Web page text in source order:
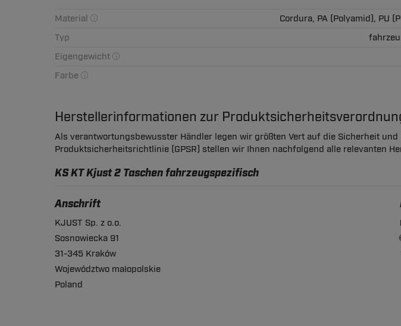
Material
Cordura, PA (Polyamid), PU
Typ
Eigengewicht
Farbe
Herstellerinformationen zur
Als verantwortungsbewusster Händler legen wir größten Vert auf die Sicherheit
Produktsicherheitsrichtlinie (GPSR) stellen wir Ihnen nachfolgend alle relevanten
KS KT Kjust 2 Taschen fahrzeugspezifisch
Anschrift
KJUST Sp. z o.o.
Sosnowiecka 91
31-345 Kraków
Województwo małopolskie
Poland